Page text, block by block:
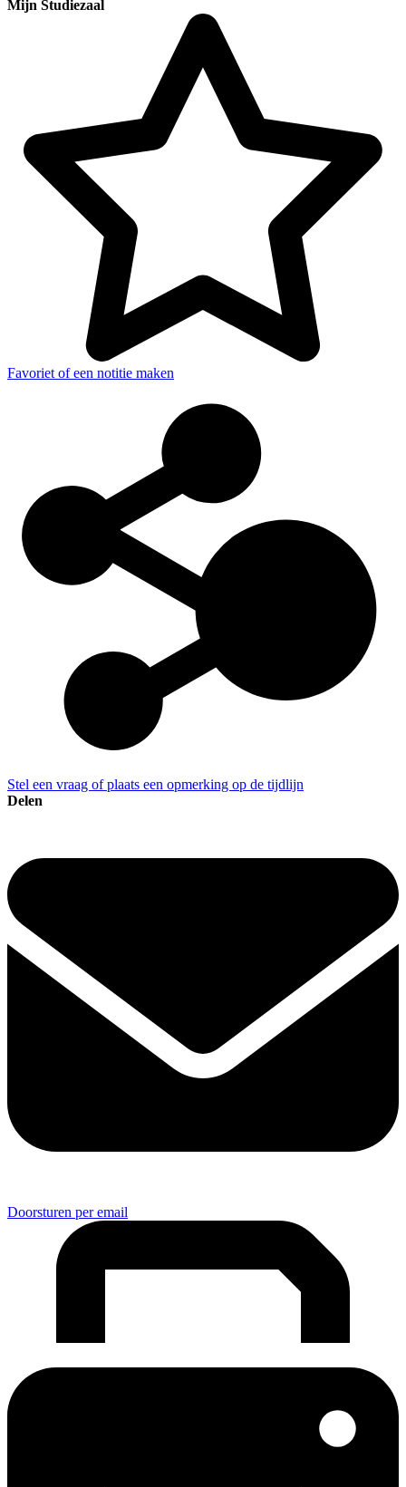
Mijn Studiezaal
Favoriet of een notitie maken
Stel een vraag of plaats een opmerking op de tijdlijn
Delen
Doorsturen per email